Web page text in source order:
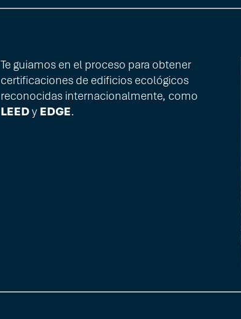
Te guiamos en el proceso para obtener
certificaciones de edificios ecológicos
reconocidas internacionalmente, como
LEEDy EDGE.